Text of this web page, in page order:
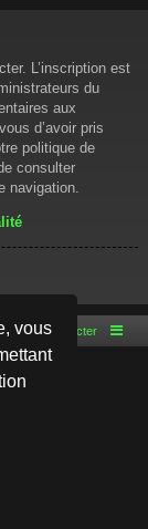
vous
L’inscription est
du
aux
d’avoir pris
politique de
consulter
navigation.
Nous contacter
Limited